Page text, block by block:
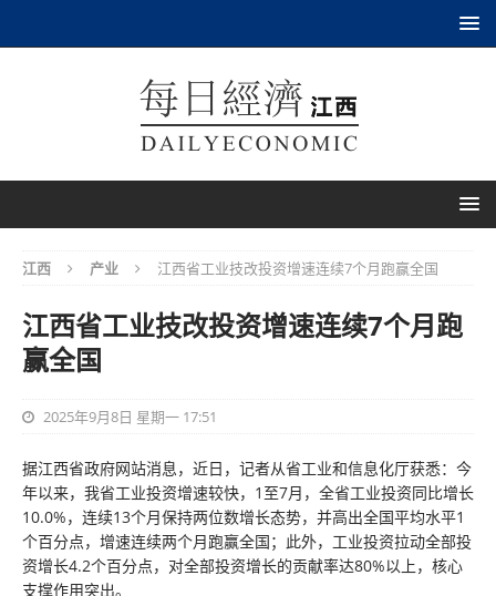
江西 产业 江西省工业技改投资增速连续7个月跑赢全国
江西省工业技改投资增速连续7个月跑
赢全国
2025年9月8日 星期一 17:51
据江西省政府网站消息，近日，记者从省工业和信息化厅获悉：今
年以来，我省工业投资增速较快，1至7月，全省工业投资同比增长
10.0%，连续13个月保持两位数增长态势，并高出全国平均水平1
个百分点，增速连续两个月跑赢全国；此外，工业投资拉动全部投
资增长4.2个百分点，对全部投资增长的贡献率达80%以上，核心
支撑作用突出。